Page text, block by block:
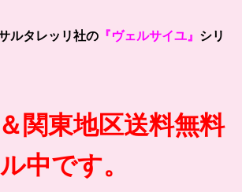
ルタレッリ社の 『ヴェルサイユ』 シリ
関東地区送料無料
中です。